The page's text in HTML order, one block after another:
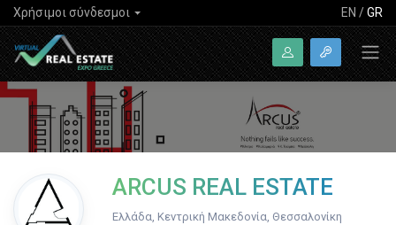
Χρήσιμοι σύνδεσμοι EN /GR
ARCUS REAL ESTATE
Ελλάδα, Κεντρική Μακεδονία, Θεσσαλονίκη